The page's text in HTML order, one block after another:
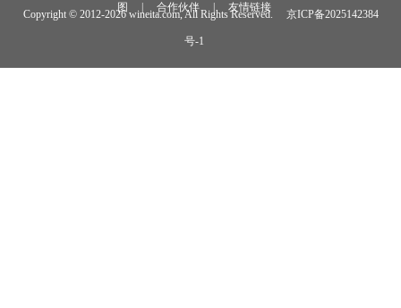
图 合作伙伴 友情链接
Copyright © 2012-2026 wineita.com, All Rights Reserved. 京ICP备2025142384
号-1